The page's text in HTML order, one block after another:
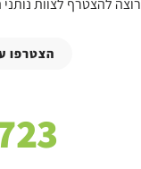
רוצה להצטרף לצוות נותני
הצטרפו